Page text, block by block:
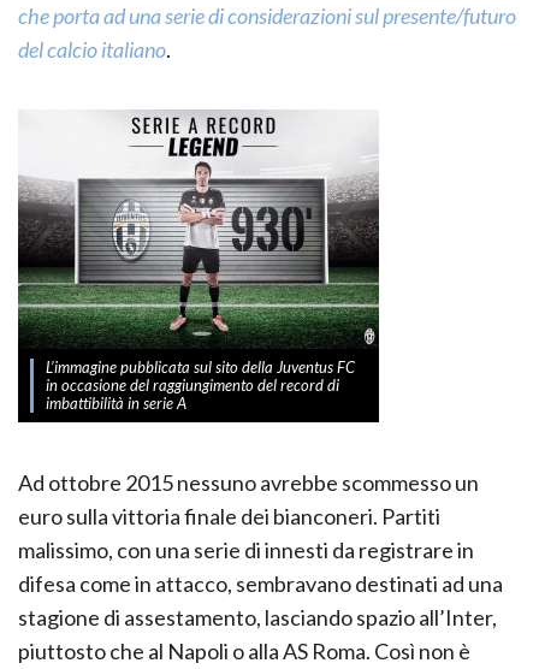
che porta ad una serie di considerazioni sul presente/futuro
del calcio italiano.
L’immagine pubblicata sul sito della Juventus FC
in occasione del raggiungimento del record di
imbattibilità in serie A
Ad ottobre 2015 nessuno avrebbe scommesso un
euro sulla vittoria finale dei bianconeri. Partiti
malissimo, con una serie di innesti da registrare in
difesa come in attacco, sembravano destinati ad una
stagione di assestamento, lasciando spazio all’Inter,
piuttosto che al Napoli o alla AS Roma. Così non è